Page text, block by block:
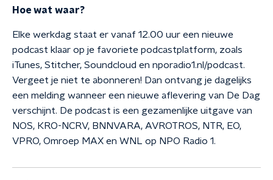
Hoe wat waar?
Elke werkdag staat er vanaf 12.00 uur een nieuwe
podcast klaar op je favoriete podcastplatform, zoals
iTunes, Stitcher, Soundcloud en nporadio1.nl/podcast.
Vergeet je niet te abonneren! Dan ontvang je dagelijks
een melding wanneer een nieuwe aflevering van De Dag
verschijnt. De podcast is een gezamenlijke uitgave van
NOS, KRO-NCRV, BNNVARA, AVROTROS, NTR, EO,
VPRO, Omroep MAX en WNL op NPO Radio 1.